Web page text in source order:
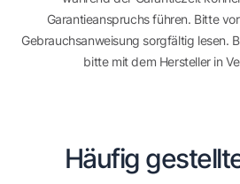
Garantieanspruchs führen. Bitte
Gebrauchsanweisung sorgfältig lesen.
bitte mit dem Hersteller in
Häufig